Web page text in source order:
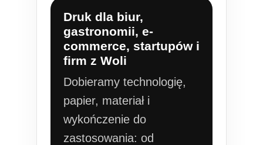
Druk dla biur,
gastronomii, e-
commerce, startupów i
firm z Woli
Dobieramy technologię,
papier, materiał i
wykończenie do
zastosowania: od